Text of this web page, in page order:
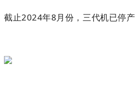
截止2024年8月份，三代机已停产